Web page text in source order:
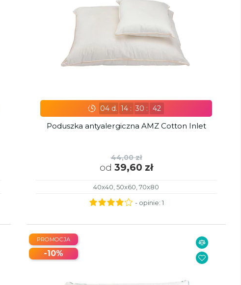
04d. 14 : 30 : 41
Poduszka antyalergiczna AMZ Cotton Inlet
44,00 zł
od 39,60 zł
40x40, 50x60, 70x80
- opinie: 1
PROMOCJA
-10%